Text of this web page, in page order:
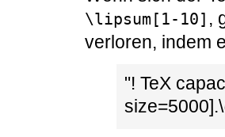
\lipsum[1-10] ,
verloren, indem
"! TeX